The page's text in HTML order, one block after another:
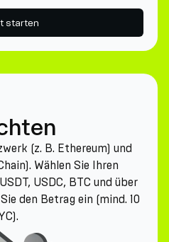
starten
(z. B. Ethereum) und
Wählen Sie Ihren
USDC, BTC und über
den Betrag ein (mind. 10